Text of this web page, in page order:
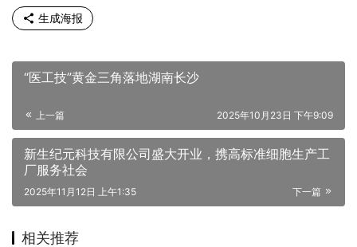
生成海报
“医工技”黄金三角落地湖南长沙
上一篇 2025年10月23日 下午9:09
新生纪元科技有限公司盛大开业，携高标准细胞生产工
厂服务社会
下一篇
2025年11月12日 上午1:35
相关推荐